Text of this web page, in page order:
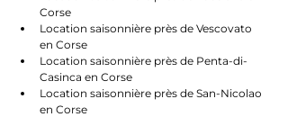
Corse
Location saisonnière près de Vescovato
en Corse
Location saisonnière près de Penta-di-
Casinca en Corse
Location saisonnière près de San-Nicolao
en Corse